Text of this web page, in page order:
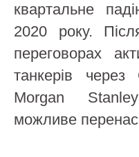
квартальне
2020 року.
переговорах
танкерів
Morgan
можливе